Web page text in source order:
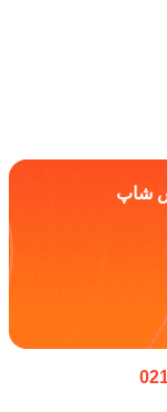
شاپ